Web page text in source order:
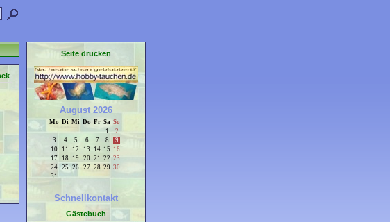
Seite drucken
August 2026
Mo Di Mi Do Fr Sa So
1
2
3
4 5 6 7 8
9
10
11 12 13 14 15 16
17
18 19 20 21 22 23
24 25 26 27 28 29 30
31
Schnellkontakt
Gästebuch